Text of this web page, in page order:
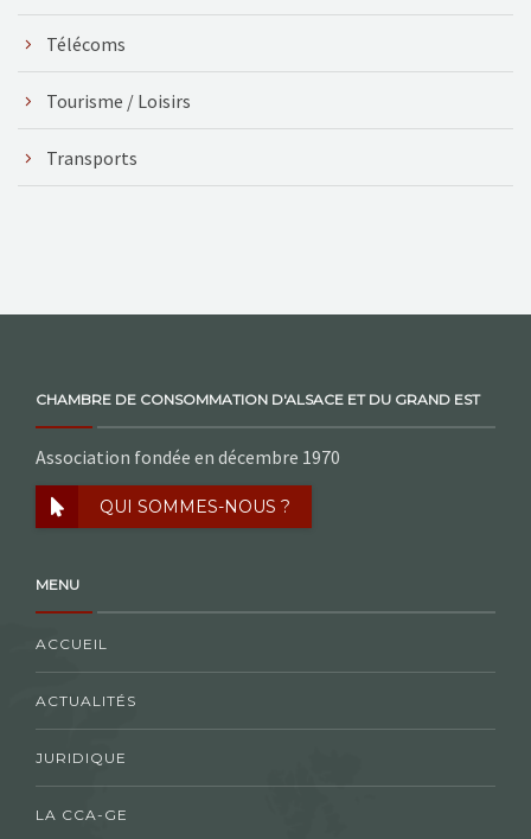
Télécoms
Tourisme / Loisirs
Transports
CHAMBRE DE CONSOMMATION D'ALSACE ET DU GRAND EST
Association fondée en décembre 1970
QUI SOMMES-NOUS ?
MENU
ACCUEIL
ACTUALITÉS
JURIDIQUE
LA CCA-GE